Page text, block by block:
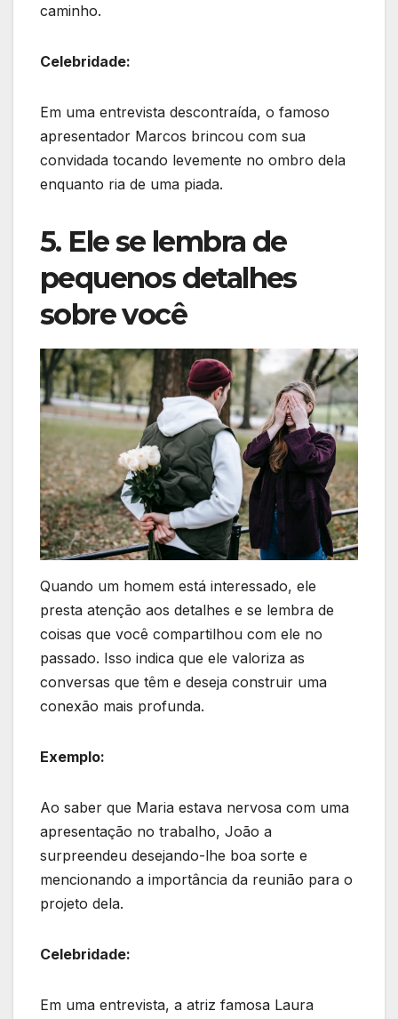
caminho.
Celebridade:
Em uma entrevista descontraída, o famoso
apresentador Marcos brincou com sua
convidada tocando levemente no ombro dela
enquanto ria de uma piada.
5. Ele se lembra de
pequenos detalhes
sobre você
Quando um homem está interessado, ele
presta atenção aos detalhes e se lembra de
coisas que você compartilhou com ele no
passado. Isso indica que ele valoriza as
conversas que têm e deseja construir uma
conexão mais profunda.
Exemplo:
Ao saber que Maria estava nervosa com uma
apresentação no trabalho, João a
surpreendeu desejando-lhe boa sorte e
mencionando a importância da reunião para o
projeto dela.
Celebridade:
Em uma entrevista, a atriz famosa Laura